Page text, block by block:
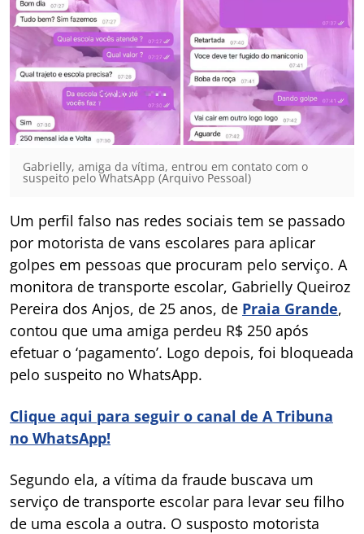
Gabrielly, amiga da vítima, entrou em contato com o
suspeito pelo WhatsApp (Arquivo Pessoal)
Um perfil falso nas redes sociais tem se passado
por motorista de vans escolares para aplicar
golpes em pessoas que procuram pelo serviço. A
monitora de transporte escolar, Gabrielly Queiroz
Pereira dos Anjos, de 25 anos, de Praia Grande,
contou que uma amiga perdeu R$ 250 após
efetuar o ‘pagamento’. Logo depois, foi bloqueada
pelo suspeito no WhatsApp.
Clique aqui para seguir o canal de A Tribuna
no WhatsApp!
Segundo ela, a vítima da fraude buscava um
serviço de transporte escolar para levar seu filho
de uma escola a outra. O susposto motorista